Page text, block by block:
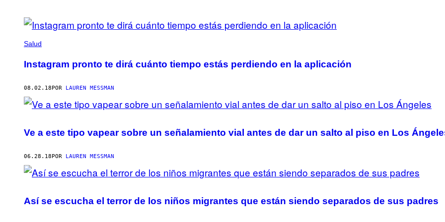
POSTS
BY
THIS
Salud
Instagram pronto te dirá cuánto tiempo estás perdiendo en la aplicación
08.02.18 POR LAUREN MESSMAN
Ve a este tipo vapear sobre un señalamiento vial antes de dar un salto al piso en Los
06.28.18 POR LAUREN MESSMAN
Así se escucha el terror de los niños migrantes que están siendo separados de sus padres